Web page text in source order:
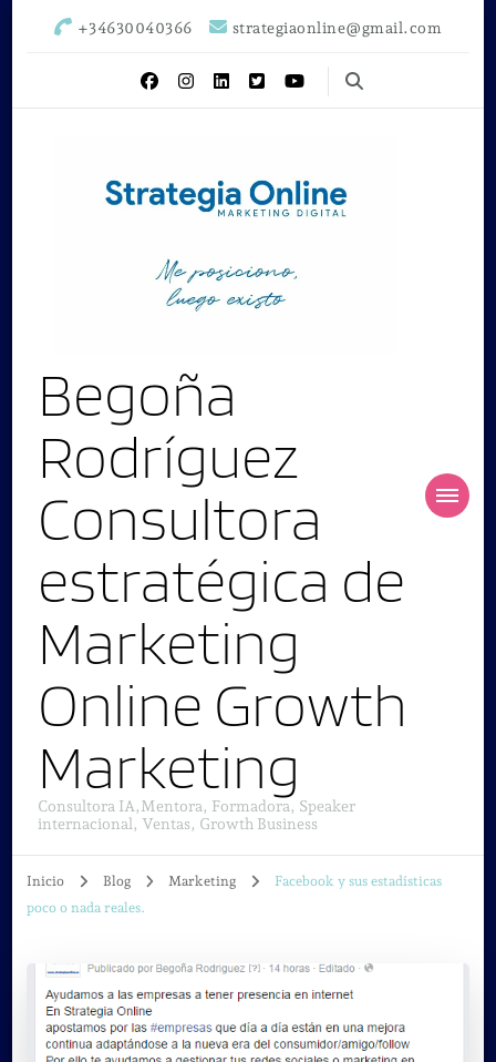
+34630040366 strategiaonline@gmail.com
Begoña
Rodríguez
Consultora
estratégica de
Marketing
Online Growth
Marketing
Consultora IA,Mentora, Formadora, Speaker
internacional, Ventas, Growth Business
Inicio Blog Marketing
Facebook y sus estadísticas
poco o nada reales.